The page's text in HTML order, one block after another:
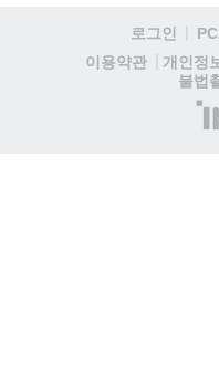
로그인
이용약관
개인정
불법